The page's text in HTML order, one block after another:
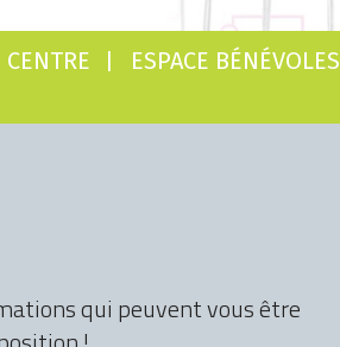
CENTRE ESPACE BÉNÉVOLES
qui peuvent vous être